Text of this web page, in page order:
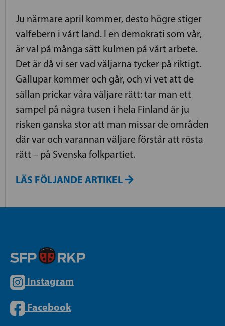
Ju närmare april kommer, desto högre stiger
valfebern i vårt land. I en demokrati som vår,
är val på många sätt kulmen på vårt arbete.
Det är då vi ser vad väljarna tycker på riktigt.
Gallupar kommer och går, och vi vet att de
sällan prickar våra väljare rätt: tar man ett
sampel på några tusen i hela Finland är ju
risken ganska stor att man missar de områden
där var och varannan väljare förstår att rösta
rätt – på Svenska folkpartiet.
LÄS FÖLJANDE ARTIKEL
Instagram
Facebook